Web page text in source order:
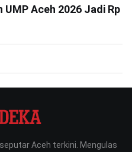
UMP Aceh 2026 Jadi Rp
Aceh terkini. Mengulas